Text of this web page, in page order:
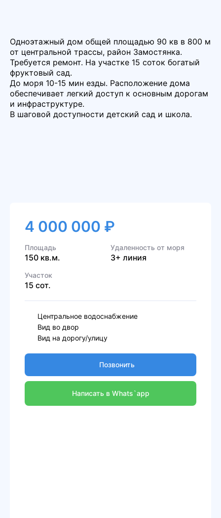
Одноэтажный дом общей площадью 90 кв в 800 м
от центральной трассы, район Замостянка.
Требуется ремонт. На участке 15 соток богатый
фруктовый сад.
До моря 10-15 мин езды. Расположение дома
обеспечивает легкий доступ к основным дорогам
и инфраструктуре.
В шаговой доступности детский сад и школа.
4 000 000 ₽
Площадь
150 кв.м.
Удаленность от моря
3+ линия
Участок
15 сот.
Центральное водоснабжение
Вид во двор
Вид на дорогу/улицу
Позвонить
Написать в Whats`app